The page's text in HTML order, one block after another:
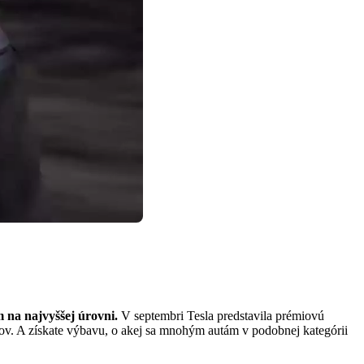
na najvyššej úrovni. V septembri Tesla predstavila prémiovú
A získate výbavu, o akej sa mnohým autám v podobnej kategórii